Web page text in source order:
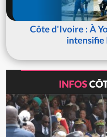
Côte d'Ivoire : À
intensifie
INFOS